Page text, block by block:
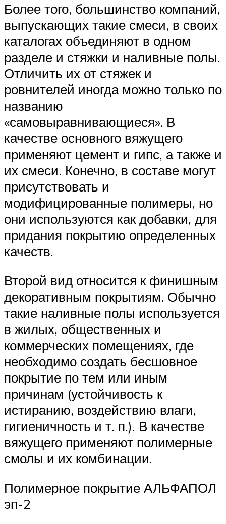
Более того, большинство компаний,
выпускающих такие смеси, в своих
каталогах объединяют в одном
разделе и стяжки и наливные полы.
Отличить их от стяжек и
ровнителей иногда можно только по
названию
«самовыравнивающиеся». В
качестве основного вяжущего
применяют цемент и гипс, а также и
их смеси. Конечно, в составе могут
присутствовать и
модифицированные полимеры, но
они используются как добавки, для
придания покрытию определенных
качеств.
Второй вид относится к финишным
декоративным покрытиям. Обычно
такие наливные полы используется
в жилых, общественных и
коммерческих помещениях, где
необходимо создать бесшовное
покрытие по тем или иным
причинам (устойчивость к
истиранию, воздействию влаги,
гигиеничность и т. п.). В качестве
вяжущего применяют полимерные
смолы и их комбинации.
Полимерное покрытие АЛЬФАПОЛ
эп-2